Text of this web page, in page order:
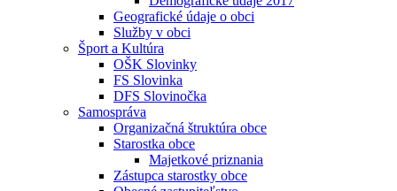
Geografické údaje o obci
Služby v obci
Šport a Kultúra
OŠK Slovinky
FS Slovinka
DFS Slovinočka
Samospráva
Organizačná štruktúra obce
Starostka obce
Majetkové priznania
Zástupca starostky obce